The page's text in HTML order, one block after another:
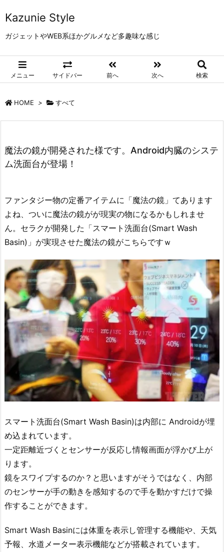
Kazunie Style
ガジェットやWEB系ほかグルメなど多趣味な感じ
メニュー サイドバー 前へ 次へ 検索
HOME > すべて
魔法の鏡が開発された様です。Android内臓のシステ
ム洗面台が登場！
ファンタジー物の定番アイテムに「魔法の鏡」てあります
よね、ついに魔法の鏡がが現実の物になるかもしれませ
ん。セラクが開発した「スマート洗面台(Smart Wash
Basin)」が実現させた魔法の鏡がこちらですｗ
スマート洗面台(Smart Wash Basin)は内部に Androidが埋
め込まれています。
一定距離近づくとセンサーが反応し情報画面が浮かび上が
ります。
鏡をスワイプするのか？と思いますがそうではなく、内部
のセンサーが手の動きを感知するので手を動かすだけで操
作することができます。
Smart Wash Basinには体重を表示し管理する機能や、天気
予報、水道メーター表示機能などが搭載されています。